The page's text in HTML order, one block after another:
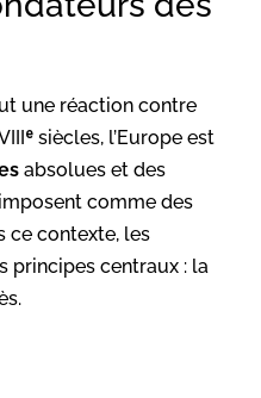
une réaction contre
siècles, l’Europe est
absolues et des
comme des
ce contexte, les
principes centraux : la